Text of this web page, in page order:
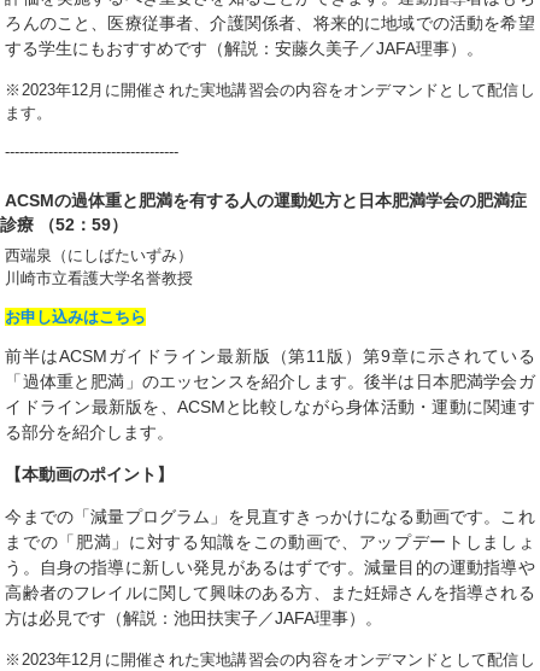
ろんのこと、医療従事者、介護関係者、将来的に地域での活動を希望
する学生にもおすすめです（解説：安藤久美子／JAFA理事）。
※2023年12月に開催された実地講習会の内容をオンデマンドとして配信し
ます。
------------------------------------
ACSMの過体重と肥満を有する人の運動処方と日本肥満学会の肥満症
診療 （52：59）
西端泉（にしばたいずみ）
川崎市立看護大学名誉教授
お申し込みはこちら
前半はACSMガイドライン最新版（第11版）第9章に示されている
「過体重と肥満」のエッセンスを紹介します。後半は日本肥満学会ガ
イドライン最新版を、ACSMと比較しながら身体活動・運動に関連す
る部分を紹介します。
【本動画のポイント】
今までの「減量プログラム」を見直すきっかけになる動画です。これ
までの「肥満」に対する知識をこの動画で、アップデートしましょ
う。自身の指導に新しい発見があるはずです。減量目的の運動指導や
高齢者のフレイルに関して興味のある方、また妊婦さんを指導される
方は必見です（解説：池田扶実子／JAFA理事）。
※2023年12月に開催された実地講習会の内容をオンデマンドとして配信し